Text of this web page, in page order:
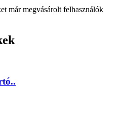
már megvásárolt felhasználók